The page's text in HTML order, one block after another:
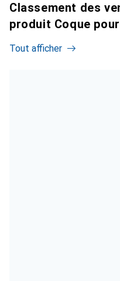
Classement des
produit Coque
Tout afficher